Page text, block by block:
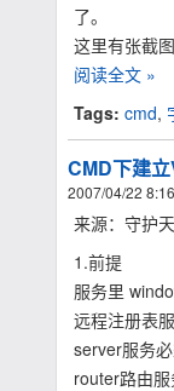
了。
这里有张截
阅读全文 »
Tags: cmd,
CMD下建
2007/04/22 8:16
来源：守护
1.前提
服务里
远程注册表
server服务
router路由